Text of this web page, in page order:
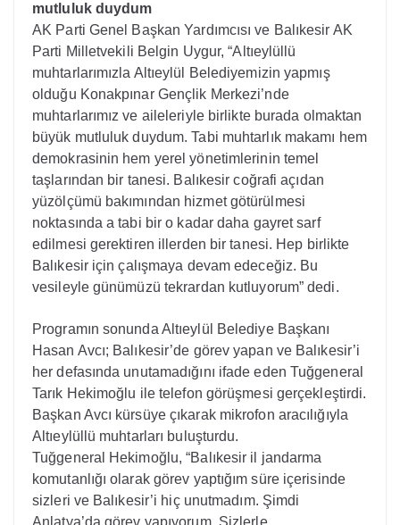
mutluluk duydum
AK Parti Genel Başkan Yardımcısı ve Balıkesir AK
Parti Milletvekili Belgin Uygur, “Altıeylüllü
muhtarlarımızla Altıeylül Belediyemizin yapmış
olduğu Konakpınar Gençlik Merkezi’nde
muhtarlarımız ve aileleriyle birlikte burada olmaktan
büyük mutluluk duydum. Tabi muhtarlık makamı hem
demokrasinin hem yerel yönetimlerinin temel
taşlarından bir tanesi. Balıkesir coğrafi açıdan
yüzölçümü bakımından hizmet götürülmesi
noktasında a tabi bir o kadar daha gayret sarf
edilmesi gerektiren illerden bir tanesi. Hep birlikte
Balıkesir için çalışmaya devam edeceğiz. Bu
vesileyle günümüzü tekrardan kutluyorum” dedi.
Programın sonunda Altıeylül Belediye Başkanı
Hasan Avcı; Balıkesir’de görev yapan ve Balıkesir’i
her defasında unutamadığını ifade eden Tuğgeneral
Tarık Hekimoğlu ile telefon görüşmesi gerçekleştirdi.
Başkan Avcı kürsüye çıkarak mikrofon aracılığıyla
Altıeylüllü muhtarları buluşturdu.
Tuğgeneral Hekimoğlu, “Balıkesir il jandarma
komutanlığı olarak görev yaptığım süre içerisinde
sizleri ve Balıkesir’i hiç unutmadım. Şimdi
Anlatya’da görev yapıyorum. Sizlerle